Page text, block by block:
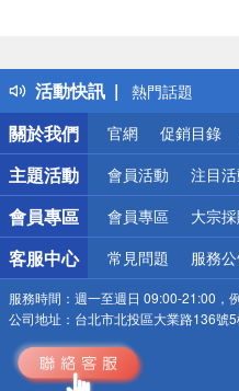
活動快訊
得獎公告
熱門話題
銀行優惠
偏遠地區配送
詐騙網頁！請
關於我們
官網 促銷目錄
主題活動 會員活動 注目
會員專區 會員專區 大宗
客服中心 常見問題 服務
服務時間： 週一至週日 09:00-21:00，
公司地址： 台北市北投區大業路136號